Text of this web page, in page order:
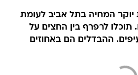
המחיה בתל אביב לעומת
תוכלו לרפרף בין החצים על
ההבדלים הם באחוזים